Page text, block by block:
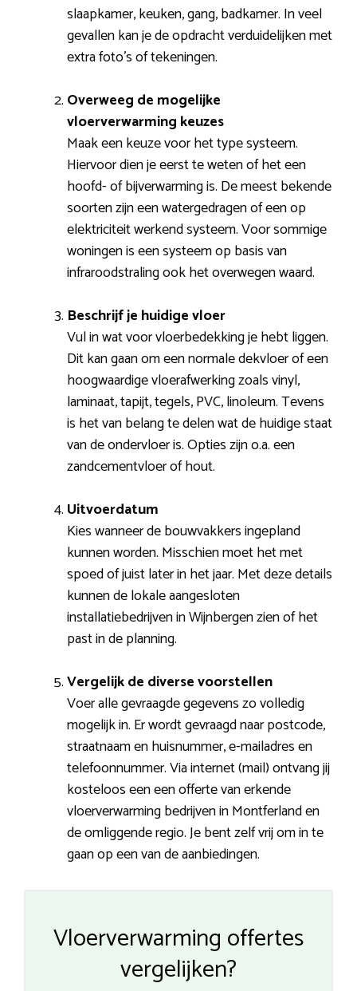
slaapkamer, keuken, gang, badkamer. In veel
gevallen kan je de opdracht verduidelijken met
extra foto’s of tekeningen.
Overweeg de mogelijke
vloerverwarming keuzes
Maak een keuze voor het type systeem.
Hiervoor dien je eerst te weten of het een
hoofd- of bijverwarming is. De meest bekende
soorten zijn een watergedragen of een op
elektriciteit werkend systeem. Voor sommige
woningen is een systeem op basis van
infraroodstraling ook het overwegen waard.
Beschrijf je huidige vloer
Vul in wat voor vloerbedekking je hebt liggen.
Dit kan gaan om een normale dekvloer of een
hoogwaardige vloerafwerking zoals vinyl,
laminaat, tapijt, tegels, PVC, linoleum. Tevens
is het van belang te delen wat de huidige staat
van de ondervloer is. Opties zijn o.a. een
zandcementvloer of hout.
Uitvoerdatum
Kies wanneer de bouwvakkers ingepland
kunnen worden. Misschien moet het met
spoed of juist later in het jaar. Met deze details
kunnen de lokale aangesloten
installatiebedrijven in Wijnbergen zien of het
past in de planning.
Vergelijk de diverse voorstellen
Voer alle gevraagde gegevens zo volledig
mogelijk in. Er wordt gevraagd naar postcode,
straatnaam en huisnummer, e-mailadres en
telefoonnummer. Via internet (mail) ontvang jij
kosteloos een een offerte van erkende
vloerverwarming bedrijven in Montferland en
de omliggende regio. Je bent zelf vrij om in te
gaan op een van de aanbiedingen.
Vloerverwarming offertes
vergelijken?